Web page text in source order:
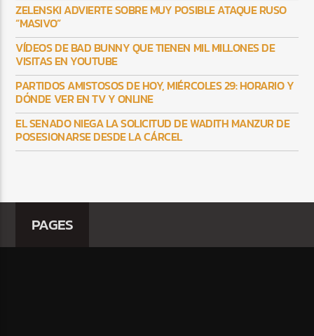
ZELENSKI ADVIERTE SOBRE MUY POSIBLE ATAQUE RUSO
“MASIVO”
VÍDEOS DE BAD BUNNY QUE TIENEN MIL MILLONES DE
VISITAS EN YOUTUBE
PARTIDOS AMISTOSOS DE HOY, MIÉRCOLES 29: HORARIO Y
DÓNDE VER EN TV Y ONLINE
EL SENADO NIEGA LA SOLICITUD DE WADITH MANZUR DE
POSESIONARSE DESDE LA CÁRCEL
PAGES